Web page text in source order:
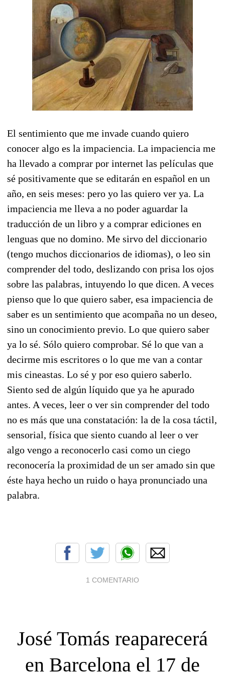
El sentimiento que me invade cuando quiero
conocer algo es la impaciencia. La impaciencia me
ha llevado a comprar por internet las películas que
sé positivamente que se editarán en español en un
año, en seis meses: pero yo las quiero ver ya. La
impaciencia me lleva a no poder aguardar la
traducción de un libro y a comprar ediciones en
lenguas que no domino. Me sirvo del diccionario
(tengo muchos diccionarios de idiomas), o leo sin
comprender del todo, deslizando con prisa los ojos
sobre las palabras, intuyendo lo que dicen. A veces
pienso que lo que quiero saber, esa impaciencia de
saber es un sentimiento que acompaña no un deseo,
sino un conocimiento previo. Lo que quiero saber
ya lo sé. Sólo quiero comprobar. Sé lo que van a
decirme mis escritores o lo que me van a contar
mis cineastas. Lo sé y por eso quiero saberlo.
Siento sed de algún líquido que ya he apurado
antes. A veces, leer o ver sin comprender del todo
no es más que una constatación: la de la cosa táctil,
sensorial, física que siento cuando al leer o ver
algo vengo a reconocerlo casi como un ciego
reconocería la proximidad de un ser amado sin que
éste haya hecho un ruido o haya pronunciado una
palabra.
1 COMENTARIO
José Tomás reaparecerá
en Barcelona el 17 de